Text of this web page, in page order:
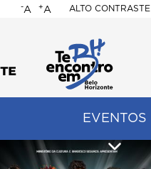
-A +A ALTO CONTRASTE
EVENTOS